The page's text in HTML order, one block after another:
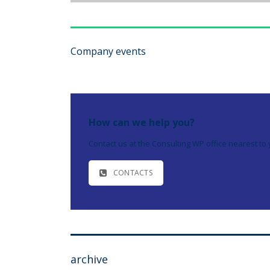
Company events
How can we help you?
Contact us at the Consulting WP office nearest
CONTACTS
archive